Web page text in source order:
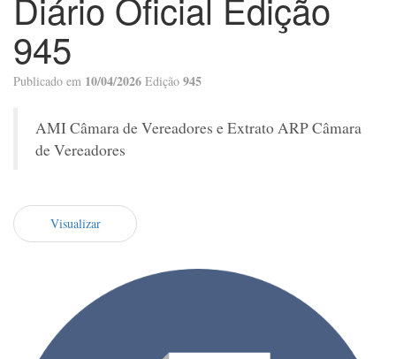
945
Publicado em 10/04/2026 Edição 945
AMI Câmara de Vereadores e Extrato ARP Câmara
de Vereadores
Visualizar